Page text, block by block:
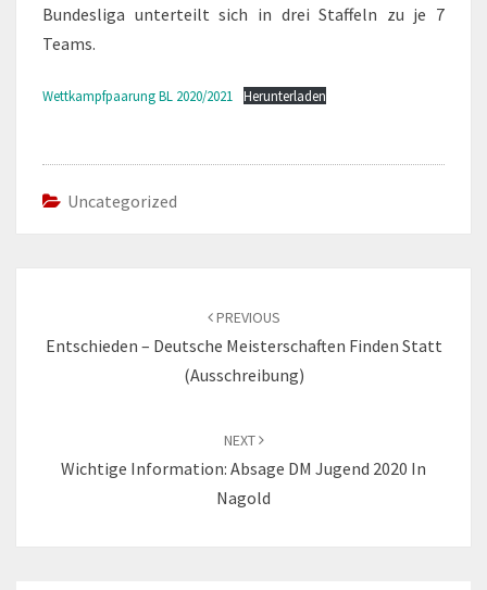
Bundesliga unterteilt sich in drei Staffeln zu je 7
Teams.
Wettkampfpaarung BL 2020/2021 Herunterladen
Uncategorized
PREVIOUS
Entschieden – Deutsche Meisterschaften Finden Statt
(Ausschreibung)
NEXT
Wichtige Information: Absage DM Jugend 2020 In
Nagold